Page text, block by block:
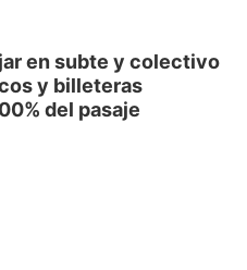
en subte y colectivo
y billeteras
del pasaje